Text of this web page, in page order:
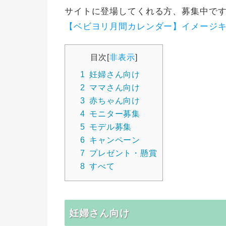
サイトに登場してくれる方、募集中で
【ベビヨリ月間カレンダー】イメージ
目次[非表示]
1 妊婦さん向け
2
ママさん向け
3 赤ちゃん向け
4 モニター募集
5 モデル募集
6 キャンペーン
7 プレゼント・懸賞
8 すべて
妊婦さん向け